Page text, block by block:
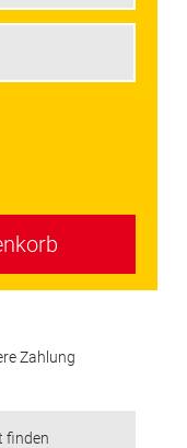
Zahlung
finden